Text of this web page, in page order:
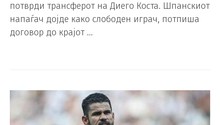
потврди трансферот на Диего Коста. Шпанскиот
напаѓач дојде како слободен играч, потпиша
договор до крајот …